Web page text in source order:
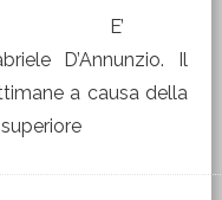
E’
D’Annunzio. Il
a causa della